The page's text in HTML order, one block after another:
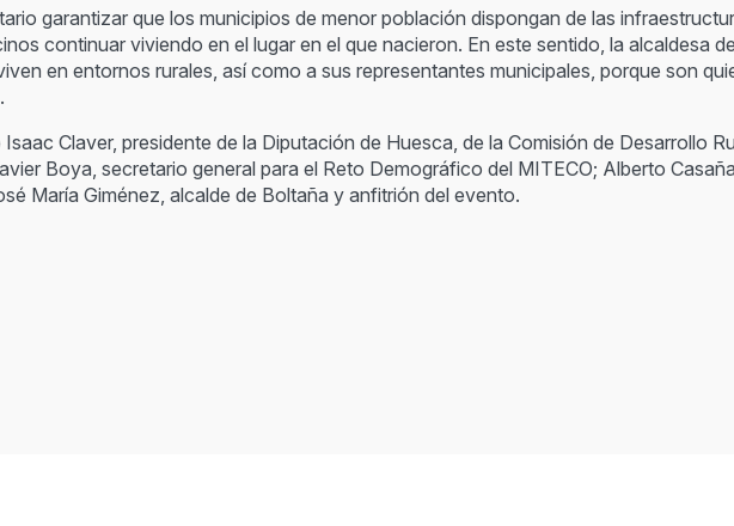
garantizar que los municipios de menor población dispongan de las
continuar viviendo en el lugar en el que nacieron. En este sentido, la alcaldesa
en entornos rurales, así como a sus representantes municipales, porque son
Claver, presidente de la Diputación de Huesca, de la Comisión de Desarrollo
Boya, secretario general para el Reto Demográfico del MITECO; Alberto
María Giménez, alcalde de Boltaña y anfitrión del evento.